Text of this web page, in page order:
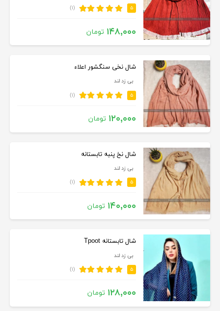
۵ (۱)
۱۴۸,۰۰۰ تومان
شال نخی سنگشور اعلاء
بی زد لند
۵ (۱)
۱۲۰,۰۰۰ تومان
شال نخ پنبه تابستانه
بی زد لند
۵ (۱)
۱۴۰,۰۰۰ تومان
شال تابستانه Tpoot
بی زد لند
۵ (۱)
۱۲۸,۰۰۰ تومان